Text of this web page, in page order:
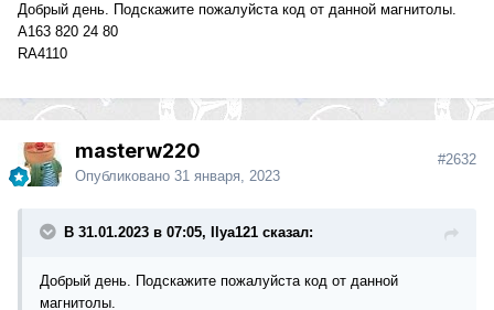
Добрый день. Подскажите пожалуйста код от данной магнитолы.
А163 820 24 80
RA4110
masterw220
Опубликовано 31 января, 2023
#2632
В 31.01.2023 в 07:05, Ilya121 сказал:
Добрый день. Подскажите пожалуйста код от данной
магнитолы.